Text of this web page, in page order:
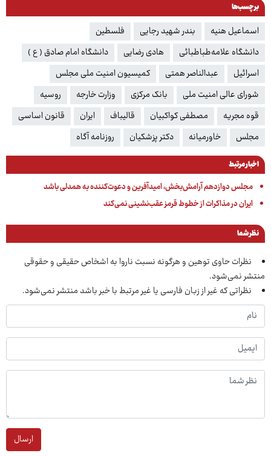
برچسب‌ها
اسماعیل هنیه بندر شهید رجایی
فلسطین
دانشگاه علامه‌طباطبائی
هادی رضایی
دانشگاه امام صادق ( ع )
اسرائیل
عبدالناصر همتی
کمیسیون امنیت ملی مجلس
شورای عالی امنیت ملی
بانک مرکزی وزارت خارجه
روسیه
قوه مجریه
مصطفی کواکبیان قالیباف ایران
قانون اساسی
مجلس
خاورمیانه دکتر پزشکیان روزنامه آگاه
اخبار مرتبط
مجلس دوازدهم آرامش‌بخش، امیدآفرین و دعوت‌کننده به همدلی باشد
ایران در مذاکرات از خطوط قرمز عقب‌نشینی نمی‌کند
نظر شما
نظرات حاوی توهین و هرگونه نسبت ناروا به اشخاص حقیقی و حقوقی
منتشر نمی‌شود.
نظراتی که غیر از زبان فارسی یا غیر مرتبط با خبر باشد منتشر نمی‌شود.
ارسال